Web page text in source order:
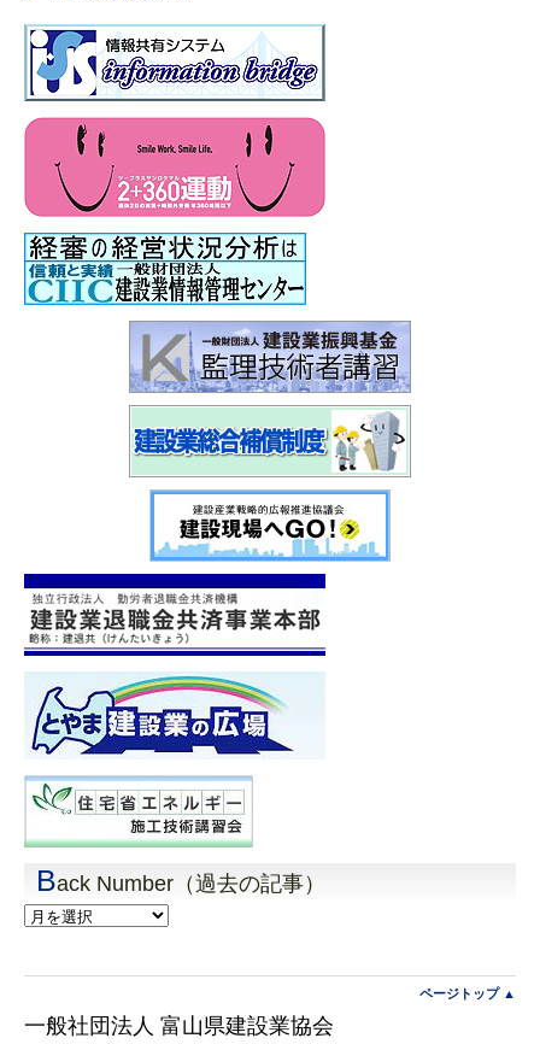
Back Number（過去の記事）
Back
Number（過
事）
ページトップ ▲
一般社団法人 富山県建設業協会